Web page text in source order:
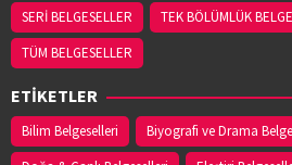
SERİ BELGESELLER
TEK BÖLÜMLÜK
TÜM BELGESELLER
ETİKETLER
Bilim Belgeselleri Biyografi ve Drama